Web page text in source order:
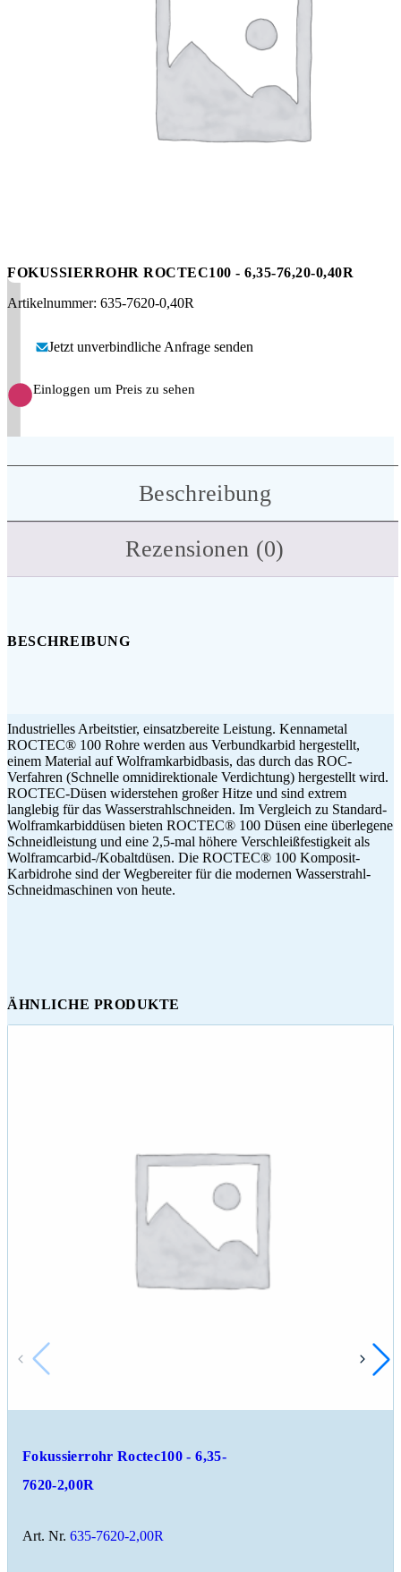
FOKUSSIERROHR ROCTEC100 - 6,35-76,20-0,40R
Artikelnummer: 635-7620-0,40R
Jetzt unverbindliche Anfrage senden
Einloggen um Preis zu sehen
Beschreibung
Rezensionen (0)
BESCHREIBUNG
Industrielles Arbeitstier, einsatzbereite Leistung. Kennametal
ROCTEC® 100 Rohre werden aus Verbundkarbid hergestellt,
einem Material auf Wolframkarbidbasis, das durch das ROC-
Verfahren (Schnelle omnidirektionale Verdichtung) hergestellt wird.
ROCTEC-Düsen widerstehen großer Hitze und sind extrem
langlebig für das Wasserstrahlschneiden. Im Vergleich zu Standard-
Wolframkarbiddüsen bieten ROCTEC® 100 Düsen eine überlegene
Schneidleistung und eine 2,5-mal höhere Verschleißfestigkeit als
Wolframcarbid-/Kobaltdüsen. Die ROCTEC® 100 Komposit-
Karbidrohe sind der Wegbereiter für die modernen Wasserstrahl-
Schneidmaschinen von heute.
ÄHNLICHE PRODUKTE
Fokussierrohr Roctec100 - 6,35-
7620-2,00R
Art. Nr. 635-7620-2,00R